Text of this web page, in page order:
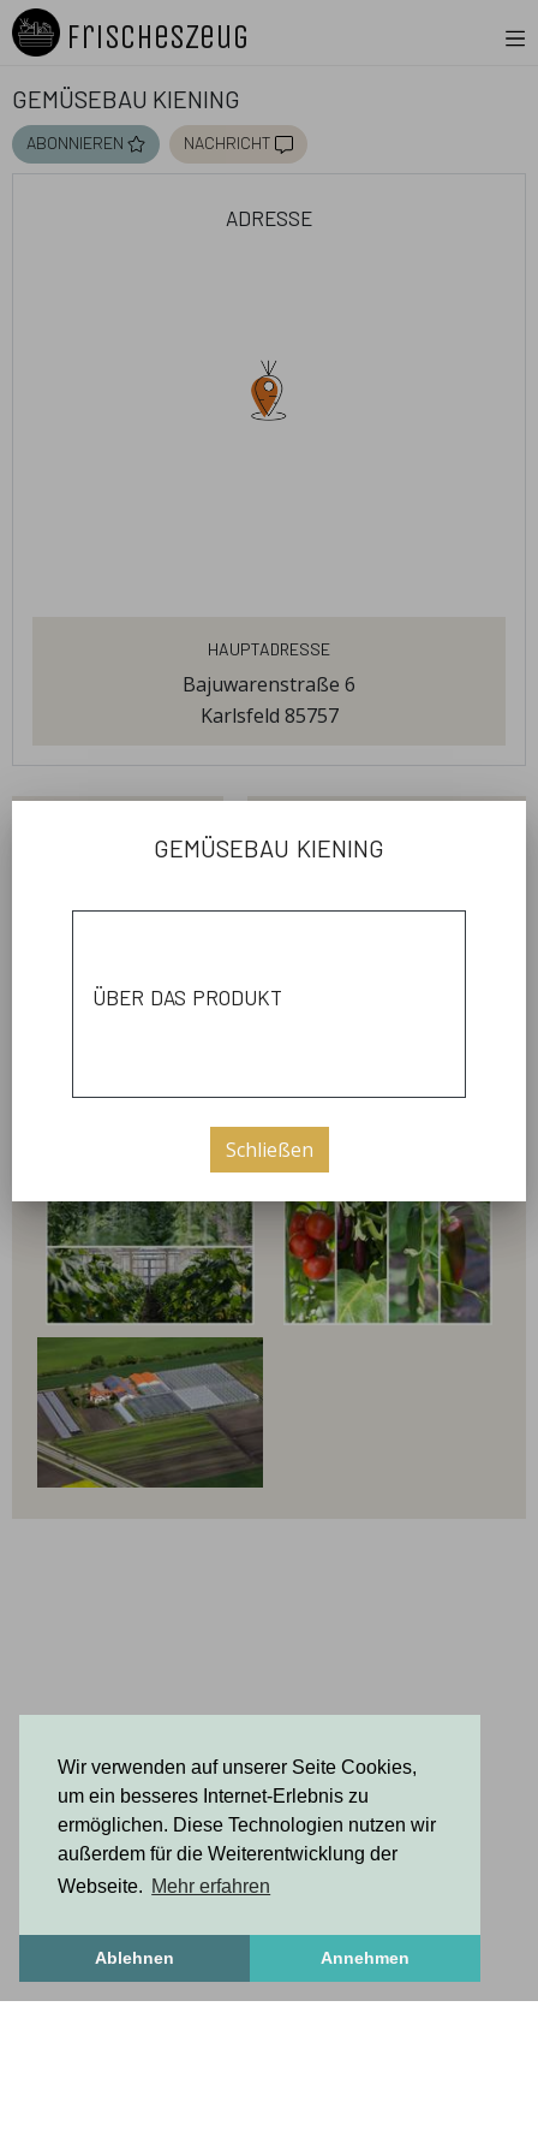
Wir verwenden auf unserer Seite Cookies,
um ein besseres Internet-Erlebnis zu
ermöglichen. Diese Technologien nutzen wir
außerdem für die Weiterentwicklung der
Webseite. Mehr erfahren
Ablehnen Annehmen
FrischesZeug
Gemüsebau Kiening
abonnieren nachricht
adresse
Hauptadresse
Bajuwarenstraße 6
Karlsfeld 85757
produkte öffnungszeiten
bilder
gemüsebau kiening
über das produkt
Schließen